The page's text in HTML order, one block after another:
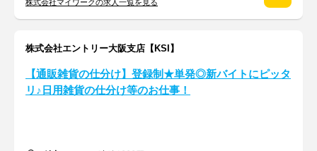
株式会社マイワークの求人一覧を見る
株式会社エントリー大阪支店【KSI】
【通販雑貨の仕分け】登録制★単発◎新バイトにピッタ
リ♪日用雑貨の仕分け等のお仕事！